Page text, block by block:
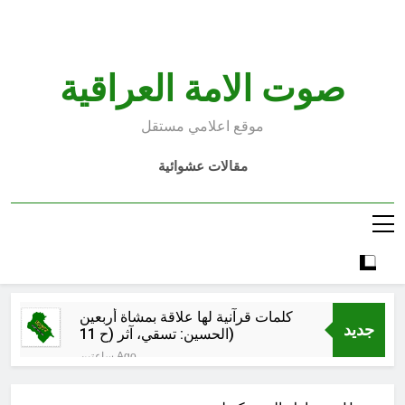
صوت الامة العراقية
موقع اعلامي مستقل
مقالات عشوائية
جديد
كلمات قرآنية لها علاقة بمشاة أربعين
الحسين: تسقي، آثر (ح 11)
ساعتين Ago